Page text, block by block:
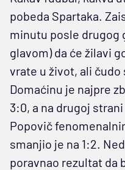
pobeda Spartaka.
minutu posle drugog
glavom) da će žilavi
vrate u život, ali
Domaćinu je najpre
3:0, a na drugoj
Popovič
smanjio je na 1:2.
poravnao rezultat da